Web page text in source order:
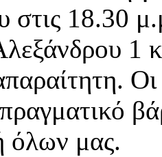
στις 18.30
1
όλων μας.